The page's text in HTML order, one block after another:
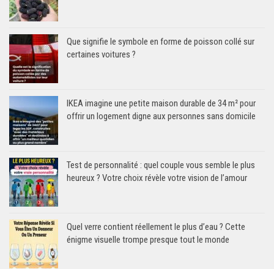
Que signifie le symbole en forme de poisson collé sur
certaines voitures ?
IKEA imagine une petite maison durable de 34 m² pour
offrir un logement digne aux personnes sans domicile
Test de personnalité : quel couple vous semble le plus
heureux ? Votre choix révèle votre vision de l’amour
Quel verre contient réellement le plus d’eau ? Cette
énigme visuelle trompe presque tout le monde